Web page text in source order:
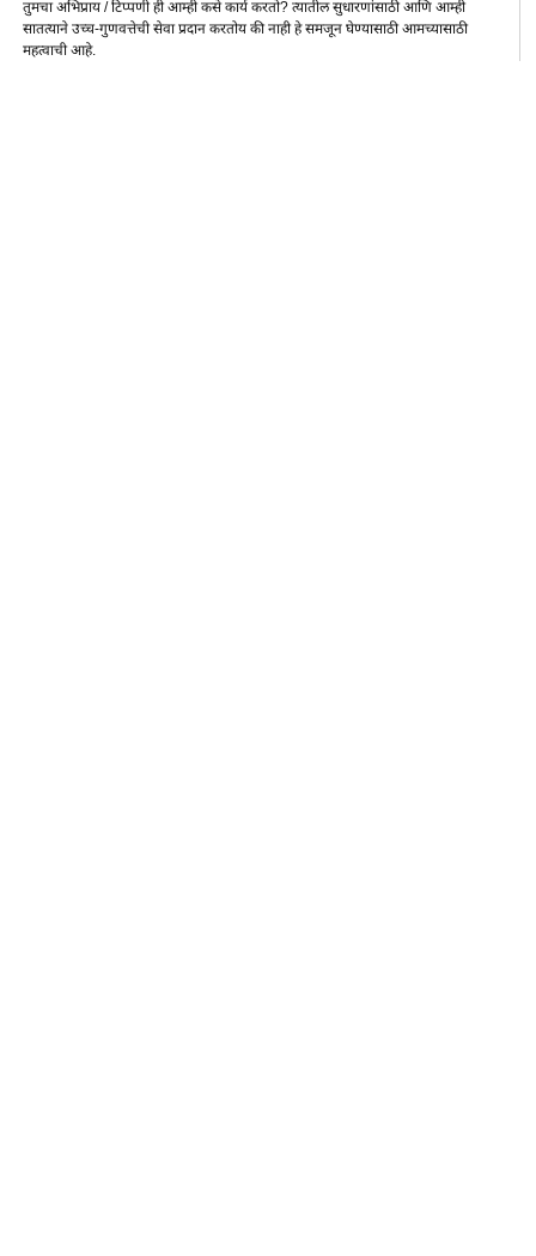
तुमचा अभिप्राय / टिप्पणी ही आम्ही कसे कार्य करतो? त्यातील सुधारणांसाठी आणि आम्ही
सातत्याने उच्च-गुणवत्तेची सेवा प्रदान करतोय की नाही हे समजून घेण्यासाठी आमच्यासाठी
महत्वाची आहे.